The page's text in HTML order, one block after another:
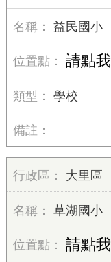
益民國小
請點我
學校
大里區
草湖國小
請點我